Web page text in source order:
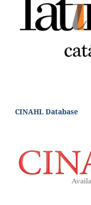
CINAHL Database